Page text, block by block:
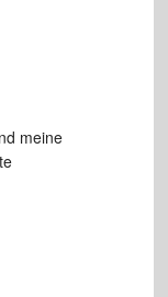
meine